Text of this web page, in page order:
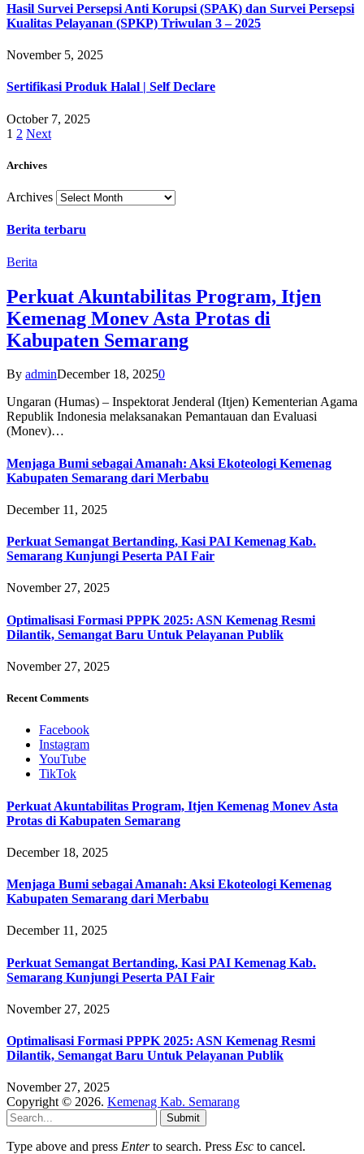
Hasil Survei Persepsi Anti Korupsi (SPAK) dan Survei Persepsi
Kualitas Pelayanan (SPKP) Triwulan 3 – 2025
November 5, 2025
Sertifikasi Produk Halal | Self Declare
October 7, 2025
1 2 Next
Archives
Archives
Berita terbaru
Berita
Perkuat Akuntabilitas Program, Itjen
Kemenag Monev Asta Protas di
Kabupaten Semarang
By adminDecember 18, 20250
Ungaran (Humas) – Inspektorat Jenderal (Itjen) Kementerian Agama
Republik Indonesia melaksanakan Pemantauan dan Evaluasi
(Monev)…
Menjaga Bumi sebagai Amanah: Aksi Ekoteologi Kemenag
Kabupaten Semarang dari Merbabu
December 11, 2025
Perkuat Semangat Bertanding, Kasi PAI Kemenag Kab.
Semarang Kunjungi Peserta PAI Fair
November 27, 2025
Optimalisasi Formasi PPPK 2025: ASN Kemenag Resmi
Dilantik, Semangat Baru Untuk Pelayanan Publik
November 27, 2025
Recent Comments
Facebook
Instagram
YouTube
TikTok
Perkuat Akuntabilitas Program, Itjen Kemenag Monev Asta
Protas di Kabupaten Semarang
December 18, 2025
Menjaga Bumi sebagai Amanah: Aksi Ekoteologi Kemenag
Kabupaten Semarang dari Merbabu
December 11, 2025
Perkuat Semangat Bertanding, Kasi PAI Kemenag Kab.
Semarang Kunjungi Peserta PAI Fair
November 27, 2025
Optimalisasi Formasi PPPK 2025: ASN Kemenag Resmi
Dilantik, Semangat Baru Untuk Pelayanan Publik
November 27, 2025
Copyright © 2026. Kemenag Kab. Semarang
Submit
Type above and press Enterto search. Press Esc to cancel.